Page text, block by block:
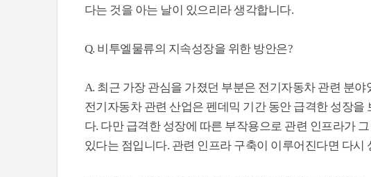
다는 것을 아는 날이 있으리라 생각합니다.
Q. 비투엘물류의 지속성장을 위한 방안은?
A. 최근 가장 관심을 가졌던 부분은 전기자동차 관련 분야
전기자동차 관련 산업은 펜데믹 기간 동안 급격한 성장
다. 다만 급격한 성장에 따른 부작용으로 관련 인프라가
있다는 점입니다. 관련 인프라 구축이 이루어진다면 다